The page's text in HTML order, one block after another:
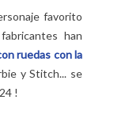
favorito
han
ruedas con la
y Stitch... se
!